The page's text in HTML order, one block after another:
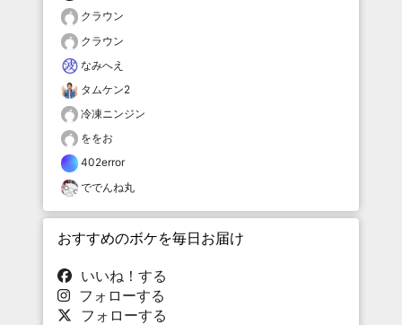
クラウン
クラウン
なみへえ
タムケン2
冷凍ニンジン
ををお
402error
ででんね丸
おすすめのボケを毎日お届け
いいね！する
フォローする
フォローする